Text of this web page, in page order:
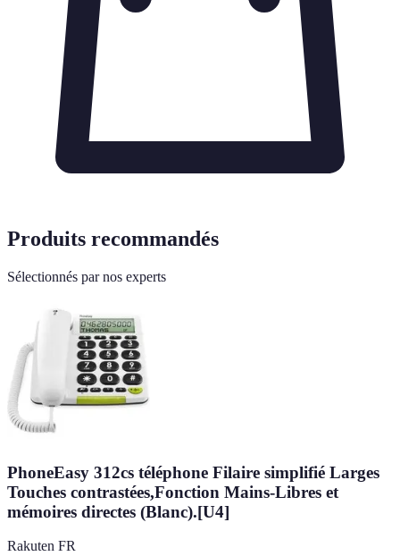
Produits recommandés
Sélectionnés par nos experts
PhoneEasy 312cs téléphone Filaire simplifié Larges
Touches contrastées,Fonction Mains-Libres et
mémoires directes (Blanc).[U4]
Rakuten FR